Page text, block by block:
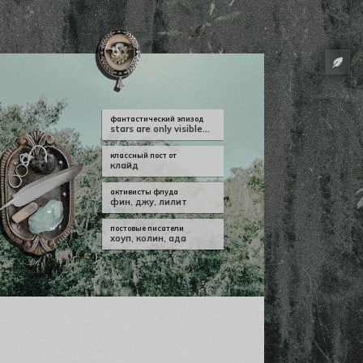
фантастический эпизод
stars are only visible...
классный пост от
клайд
активисты флуда
фин, джу, лилит
постовые писатели
хоуп, колин, ада